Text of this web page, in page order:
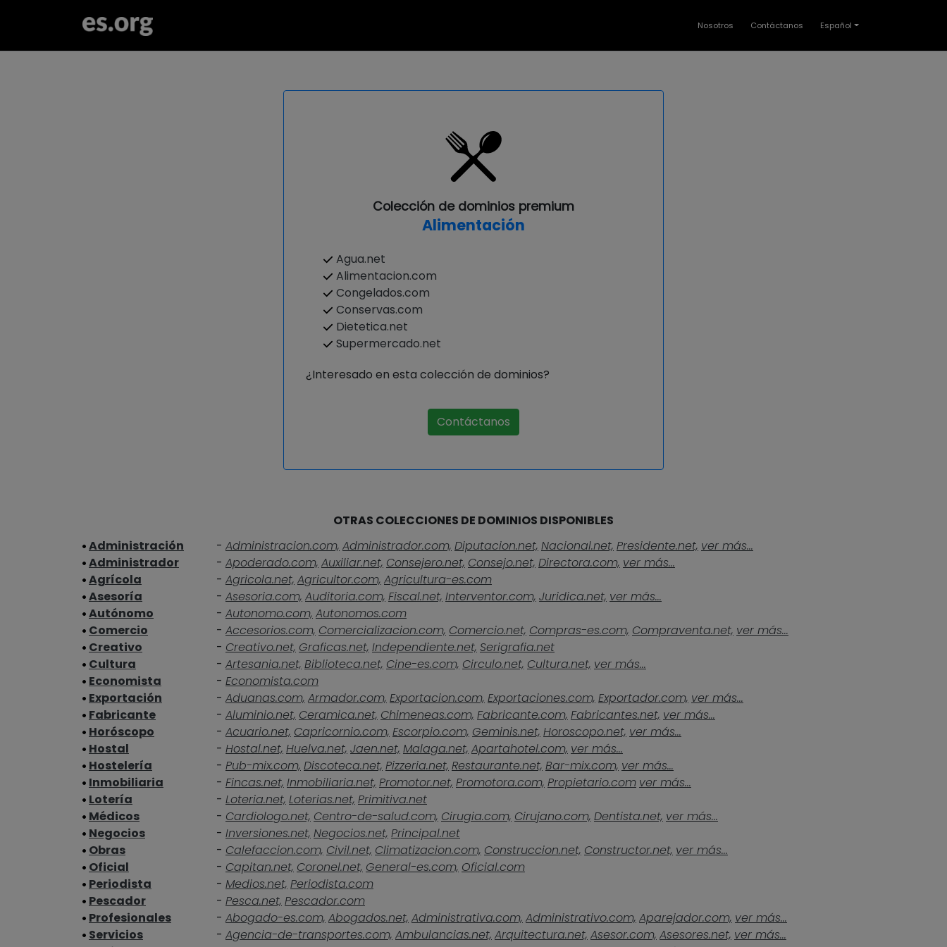
Nosotros Contáctanos Español
Colección de dominios premium
Alimentación
Agua.net
Alimentacion.com
Congelados.com
Conservas.com
Dietetica.net
Supermercado.net
¿Interesado en esta colección de dominios?
Contáctanos
OTRAS COLECCIONES DE DOMINIOS DISPONIBLES
Administración
- Administracion.com, Administrador.com, Diputacion.net, Nacional.net, Presidente.net, ver más...
Administrador
- Apoderado.com, Auxiliar.net, Consejero.net, Consejo.net, Directora.com, ver más...
Agrícola
- Agricola.net, Agricultor.com, Agricultura-es.com
Asesoría
- Asesoria.com, Auditoria.com, Fiscal.net, Interventor.com, Juridica.net, ver más...
Autónomo
- Autonomo.com, Autonomos.com
Comercio
- Accesorios.com, Comercializacion.com, Comercio.net, Compras-es.com, Compraventa.net, ver más...
Creativo
- Creativo.net, Graficas.net, Independiente.net, Serigrafia.net
Cultura
- Artesania.net, Biblioteca.net, Cine-es.com, Circulo.net, Cultura.net, ver más...
Economista
- Economista.com
Exportación
- Aduanas.com, Armador.com, Exportacion.com, Exportaciones.com, Exportador.com, ver más...
Fabricante
- Aluminio.net, Ceramica.net, Chimeneas.com, Fabricante.com, Fabricantes.net, ver más...
Horóscopo
- Acuario.net, Capricornio.com, Escorpio.com, Geminis.net, Horoscopo.net, ver más...
Hostal
- Hostal.net, Huelva.net, Jaen.net, Malaga.net, Apartahotel.com, ver más...
Hostelería
- Pub-mix.com, Discoteca.net, Pizzeria.net, Restaurante.net, Bar-mix.com, ver más...
Inmobiliaria
- Fincas.net, Inmobiliaria.net, Promotor.net, Promotora.com, Propietario.com ver más...
Lotería
- Loteria.net, Loterias.net, Primitiva.net
Médicos
- Cardiologo.net, Centro-de-salud.com, Cirugia.com, Cirujano.com, Dentista.net, ver más...
Negocios
- Inversiones.net, Negocios.net, Principal.net
Obras
- Calefaccion.com, Civil.net, Climatizacion.com, Construccion.net, Constructor.net, ver más...
Oficial
- Capitan.net, Coronel.net, General-es.com, Oficial.com
Periodista
- Medios.net, Periodista.com
Pescador
- Pesca.net, Pescador.com
Profesionales
- Abogado-es.com, Abogados.net, Administrativa.com, Administrativo.com, Aparejador.com, ver más...
Servicios
- Agencia-de-transportes.com, Ambulancias.net, Arquitectura.net, Asesor.com, Asesores.net, ver más...